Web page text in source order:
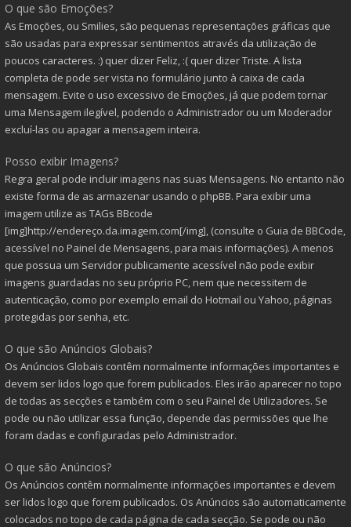
O que são Emoções?
As Emoções, ou Smilies, são pequenas representações gráficas que
são usadas para expressar sentimentos através da utilização de
poucos caracteres. :) quer dizer Feliz, :( quer dizer Triste. A lista
completa de pode ser vista no formulário junto à caixa de cada
mensagem. Evite o uso excessivo de Emoções, já que podem tornar
uma Mensagem ilegível, podendo o Administrador ou um Moderador
excluí-las ou apagar a mensagem inteira.
Posso exibir Imagens?
Regra geral pode incluir imagens nas suas Mensagens. No entanto não
existe forma de as armazenar usando o phpBB. Para exibir uma
imagem utilize as TAGs BBcode
[img]http://endereço.da.imagem.com[/img], (consulte o Guia de BBCode,
acessível no Painel de Mensagens, para mais informações). A menos
que possua um Servidor publicamente acessível não pode exibir
imagens guardadas no seu próprio PC, nem que necessitem de
autenticação, como por exemplo email do Hotmail ou Yahoo, páginas
protegidas por senha, etc.
O que são Anúncios Globais?
Os Anúncios Globais contêm normalmente informações importantes e
devem ser lidos logo que forem publicados. Eles irão aparecer no topo
de todas as secções e também com o seu Painel de Utilizadores. Se
pode ou não utilizar essa função, depende das permissões que lhe
foram dadas e configuradas pelo Administrador.
O que são Anúncios?
Os Anúncios contêm normalmente informações importantes e devem
ser lidos logo que forem publicados. Os Anúncios são automaticamente
colocados no topo de cada página de cada secção. Se pode ou não